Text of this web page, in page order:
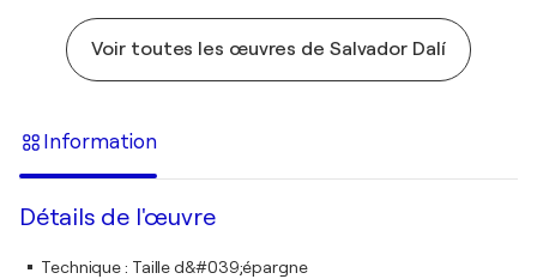
Voir toutes les œuvres de Salvador Dalí
Information
Détails de l'œuvre
Technique: Taille d&#039;épargne